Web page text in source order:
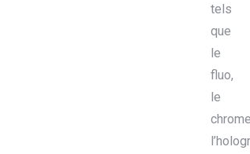
tels
que
le
fluo,
le